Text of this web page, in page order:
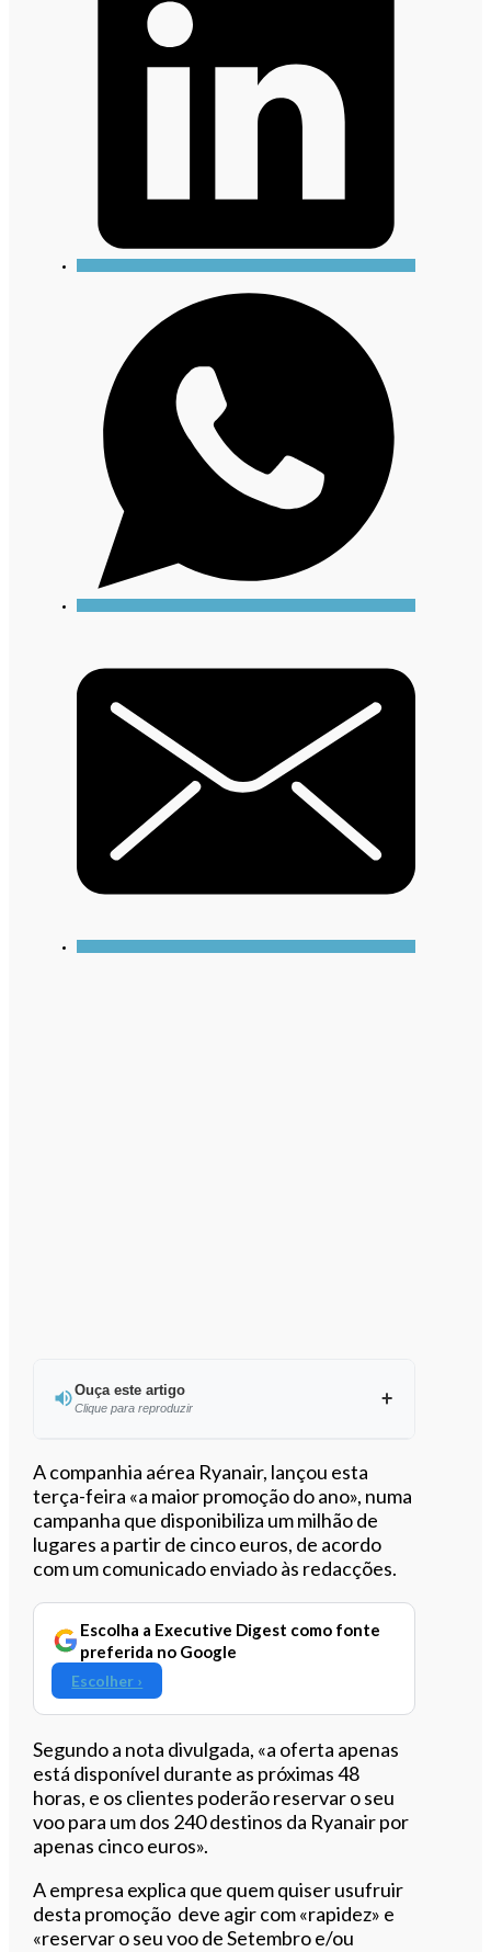
Ouça este artigo
Clique para reproduzir
Ouvir este artigo
A companhia aérea Ryanair, lançou esta
terça-feira «a maior promoção do ano», numa
campanha que disponibiliza um milhão de
lugares a partir de cinco euros, de acordo
com um comunicado enviado às redacções.
Escolha a Executive Digest como fonte
preferida no Google
Escolher ›
Segundo a nota divulgada, «a oferta apenas
está disponível durante as próximas 48
horas, e os clientes poderão reservar o seu
voo para um dos 240 destinos da Ryanair por
apenas cinco euros».
A empresa explica que quem quiser usufruir
desta promoção deve agir com «rapidez» e
«reservar o seu voo de Setembro e/ou